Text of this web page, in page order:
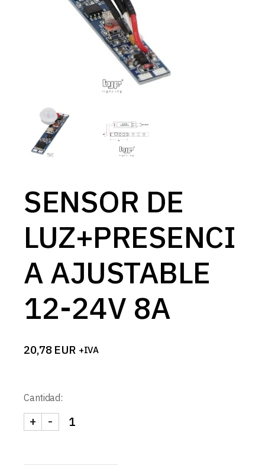
SENSOR DE
LUZ+PRESENCI
A AJUSTABLE
12-24V 8A
20,78 EUR +IVA
Cantidad:
SENSOR DE LUZ+PRESENCIA AJUSTABLE 12-
-
+